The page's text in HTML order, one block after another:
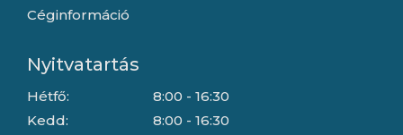
Céginformáció
Nyitvatartás
Hétfő:
Kedd:
8:00 - 16:30
8:00 - 16:30